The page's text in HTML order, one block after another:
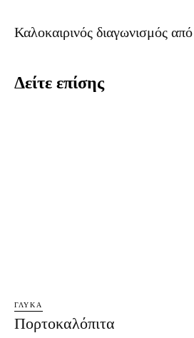
Καλοκαιρινός διαγωνισμός
Δείτε επίσης
ΓΛΥΚΆ
Πορτοκαλόπιτα